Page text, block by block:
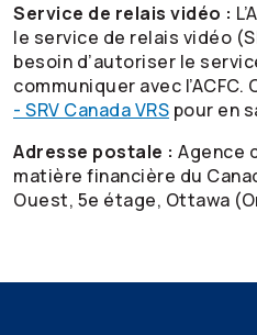
Service de relais vidéo :
le service de relais vidéo
besoin d’autoriser le
communiquer avec
- SRV Canada VRS pour en
Adresse postale : Agence
matière financière du
Ouest, 5e étage, Ottawa